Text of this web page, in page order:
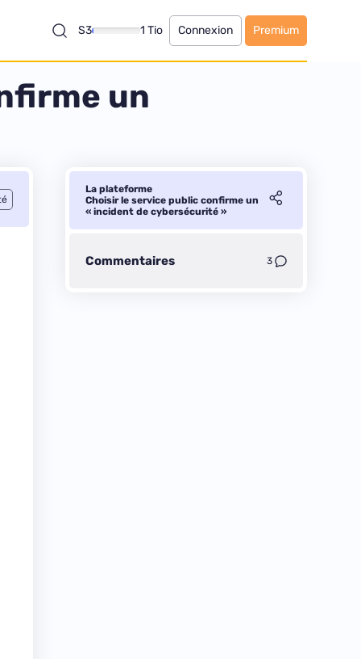
S3 1 Tio Connexion Premium
un
La plateforme
Choisir le service public confirme un
« incident de cybersécurité »
Commentaires 3